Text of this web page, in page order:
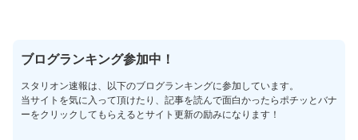
ブログランキング参加中！
スタリオン速報は、以下のブログランキングに参加しています。
当サイトを気に入って頂けたり、記事を読んで面白かったらポチッとバナ
ーをクリックしてもらえるとサイト更新の励みになります！